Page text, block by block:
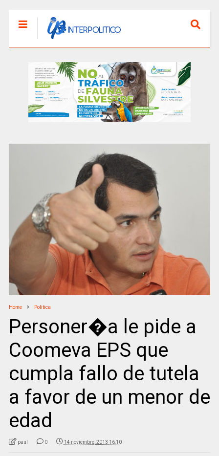
Home Politica
Personer�a le pide a
Coomeva EPS que
cumpla fallo de tutela
a favor de un menor de
edad
paul 0 14 noviembre, 2013 16:10